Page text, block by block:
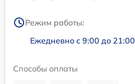
Режим работы:
Ежедневно с 9:00 до 21:00
Способы оплаты